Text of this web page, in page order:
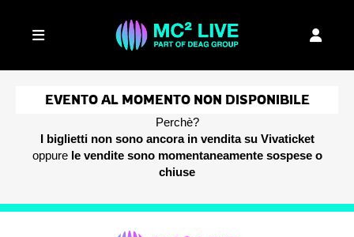
EVENTO AL MOMENTO NON DISPONIBILE
Perchè?
I biglietti non sono ancora in vendita su Vivaticket
oppure le vendite sono momentaneamente sospese o
chiuse